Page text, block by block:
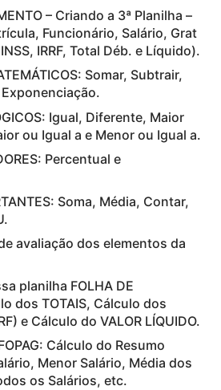
– Criando a 3ª Planilha –
Funcionário, Salário, Grat
IRRF, Total Déb. e Líquido).
Somar, Subtrair,
Igual, Diferente, Maior
ou Igual a e Menor ou Igual a.
Percentual e
Soma, Média, Contar,
avaliação dos elementos da
planilha FOLHA DE
dos TOTAIS, Cálculo dos
e Cálculo do VALOR LÍQUIDO.
Cálculo do Resumo
Menor Salário, Média dos
os Salários, etc.